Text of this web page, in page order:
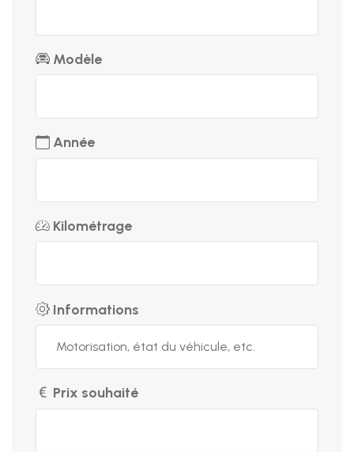
Modèle
Année
Kilométrage
Informations
Prix souhaité